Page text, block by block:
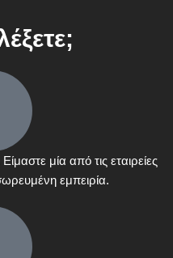
μία από τις εταιρείες
εμπειρία.